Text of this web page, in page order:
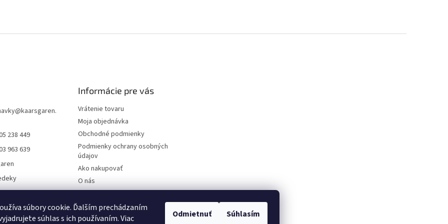
súbory cookie. Ďalším prechádzaním
súhlas s ich používaním. Viac
Odmietnuť Súhlasím
@kaarsgaren.
238 449
963 639
Textile
Informácie pre vás
Vrátenie tovaru
Moja objednávka
Obchodné podmienky
Podmienky ochrany osobných
údajov
Ako nakupovať
O nás
Doklady k stiahnutiu
Čo dať do kočíka v zime?